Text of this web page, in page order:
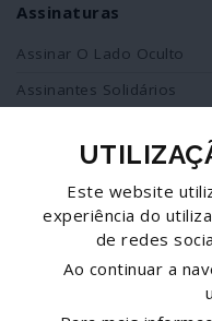
Assinaturas
Assinar O Lado Oculto
Assinantes Solidários
Redes Sociais
Siga-nos no facebook
Este website
experiência do
de redes
Ao continuar a